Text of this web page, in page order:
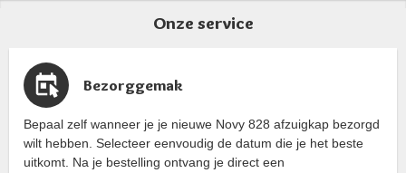
Onze service
Bezorggemak
Bepaal zelf wanneer je je nieuwe Novy 828 afzuigkap bezorgd
wilt hebben. Selecteer eenvoudig de datum die je het beste
uitkomt. Na je bestelling ontvang je direct een